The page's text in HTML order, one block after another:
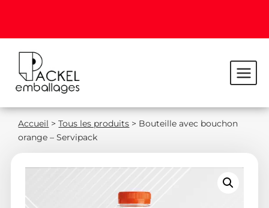
Accueil >Tous les produits > Bouteille avec bouchon
orange – Servipack